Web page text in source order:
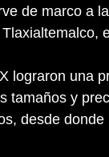
de marco a la
lograron una
tamaños y
desde